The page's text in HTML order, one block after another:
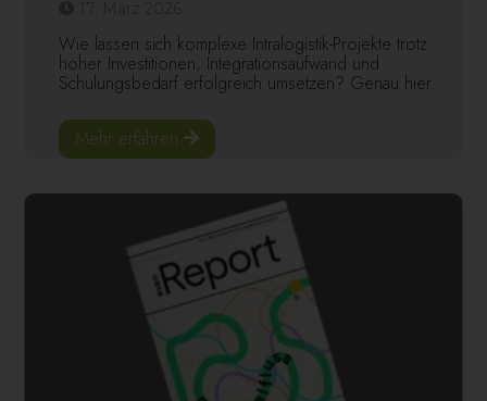
Wie lassen sich komplexe Intralogistik-Projekte trotz
hoher Investitionen, Integrationsaufwand und
Schulungsbedarf erfolgreich umsetzen? Genau hier...
Mehr erfahren